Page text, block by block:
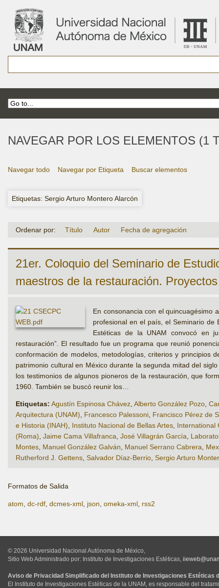
NAVEGAR POR LOS ELEMENTOS (1
Navegar todo Navegar por Etiqueta Buscar elementos
Etiquetas: Sergio Arturo Montero Alarcón
Ordenar por: Título Autor Fecha de agregación
21er. Coloquio del Seminario de
maestros de la restauración.
En consonancia con el quincuagésimo
profesional en el país, el Seminario de
Estéticas de la UNAM convocó en
restauración”. El resultado fue un programa que reunió
conformación de modelos, metodologías, criterios y principios
patrimonio cultural en México durante la segunda mitad del
los testimonios de algunos pioneros de la restauración, que
1960. También se buscó reunir los…
Etiquetas: Agustín Espinosa Chávez Alberto González Pozo
Arquitectura (UNAM)
Francesco Palessoni Francisco Pérez de
e Historia (INAH)
Instituto Nacional de Bellas Artes International
(Roma) Jaime Cama Villafranca José Villagrán García
Montes Manuel González Galván Manuel Serrano Cabrera
Rutherford J. Gettens Salvador Díaz-Berrio Sergio Arturo
Formatos de Salida
atom, dc-rdf, dcmes-xml, json, omeka-xml, rss2
© 2026 Universidad Nacional Autónoma de México,
Sitio Web Administrado por: Instituto de Investigaciones Estéticas,
Aviso de Privacidad Simplificado del Instituto de Investigaciones Estéticas
El Instituto de Investigaciones Estéticas de la UNAM, es responsable del